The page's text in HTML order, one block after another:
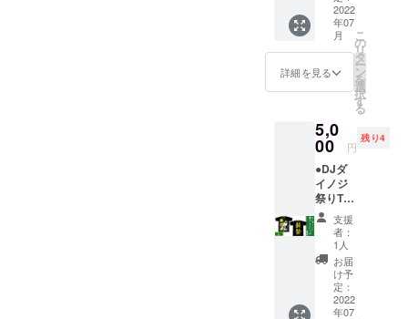
29(水)
までに
お届け
いたし
ます。
させて
いただ
きま
す。
(送料込
み) ※DJ
ダイノ
ジサイ
ン入りT
シャツ
です！
演に間
に合う
よう
2022/6/
16(木)
までに
ご支援
いただ
いた方
は
2022/6/
29(水)
までに
2022
年07
月
詳細を見る
こ
の
リ
タ
ー
ン
を
選
択
す
る
5,0
00 円
残り4
●DJダ
イノジ
祭りT
シャツ
(黄色/L)
で応
援！ (5
￥5,000
(送料込
み) ※DJ
支援
者：
1人
お届
け予
定：
2022
年07